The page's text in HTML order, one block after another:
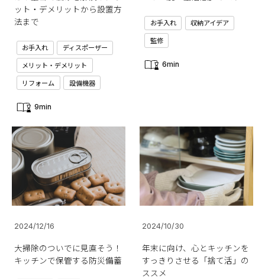
ット・デメリットから設置方
法まで
お手入れ
ディスポーザー
メリット・デメリット
リフォーム
設備機器
9min
お手入れ
収納アイデア
監修
6min
2024/12/16
大掃除のついでに見直そう！
キッチンで保管する防災備蓄
2024/10/30
年末に向け、心とキッチンを
すっきりさせる「捨て活」の
ススメ